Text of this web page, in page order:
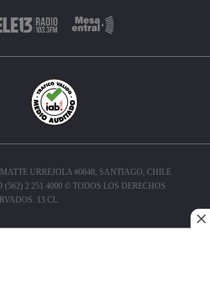
MATTE URREJOLA #0848, SANTIAGO, CHILE
(562) 2 251 4000 © TODOS LOS DERECHOS
13.CL